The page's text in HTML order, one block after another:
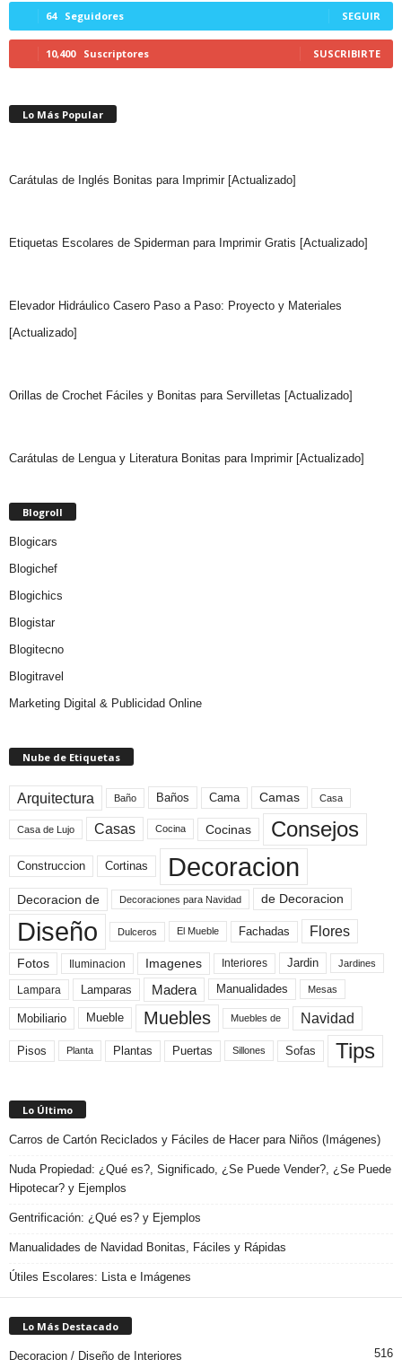
64 Seguidores SEGUIR
10,400 Suscriptores SUSCRIBIRTE
Lo Más Popular
Carátulas de Inglés Bonitas para Imprimir [Actualizado]
Etiquetas Escolares de Spiderman para Imprimir Gratis [Actualizado]
Elevador Hidráulico Casero Paso a Paso: Proyecto y Materiales
[Actualizado]
Orillas de Crochet Fáciles y Bonitas para Servilletas [Actualizado]
Carátulas de Lengua y Literatura Bonitas para Imprimir [Actualizado]
Blogroll
Blogicars
Blogichef
Blogichics
Blogistar
Blogitecno
Blogitravel
Marketing Digital & Publicidad Online
Nube de Etiquetas
Arquitectura Baño Baños Cama Camas Casa
Casa de Lujo Casas Cocina Cocinas Consejos
Construccion Cortinas Decoracion
Decoracion de Decoraciones para Navidad de Decoracion
Diseño Dulceros El Mueble Fachadas Flores
Fotos Iluminacion Imagenes Interiores Jardin Jardines
Lampara Lamparas Madera Manualidades Mesas
Mobiliario Mueble Muebles Muebles de Navidad
Pisos Planta Plantas Puertas Sillones Sofas Tips
Lo Último
Carros de Cartón Reciclados y Fáciles de Hacer para Niños (Imágenes)
Nuda Propiedad: ¿Qué es?, Significado, ¿Se Puede Vender?, ¿Se Puede
Hipotecar? y Ejemplos
Gentrificación: ¿Qué es? y Ejemplos
Manualidades de Navidad Bonitas, Fáciles y Rápidas
Útiles Escolares: Lista e Imágenes
Lo Más Destacado
Decoracion / Diseño de Interiores 516